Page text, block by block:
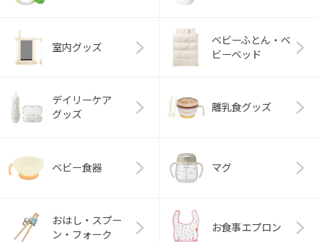
室内グッズ
ベビーふとん・ベ
ビーベッド
デイリーケア
グッズ
離乳食グッズ
ベビー食器 マグ
おはし・スプー
ン・フォーク
お食事エプロン